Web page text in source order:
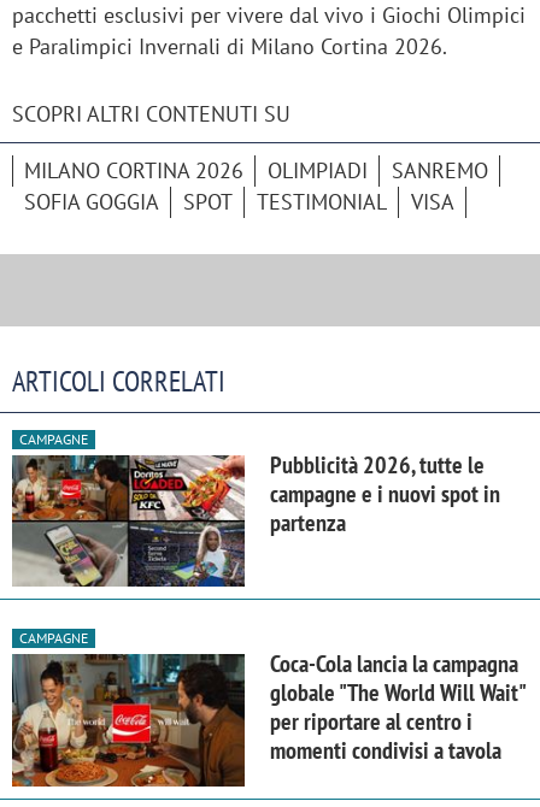
pacchetti esclusivi per vivere dal vivo i Giochi Olimpici
e Paralimpici Invernali di Milano Cortina 2026.
SCOPRI ALTRI CONTENUTI SU
MILANO CORTINA 2026 OLIMPIADI
SANREMO
SOFIA GOGGIA
SPOT TESTIMONIAL VISA
ARTICOLI CORRELATI
CAMPAGNE
Pubblicità 2026, tutte le
campagne e i nuovi spot in
partenza
CAMPAGNE
Coca-Cola lancia la campagna
globale "The World Will Wait"
per riportare al centro i
momenti condivisi a tavola